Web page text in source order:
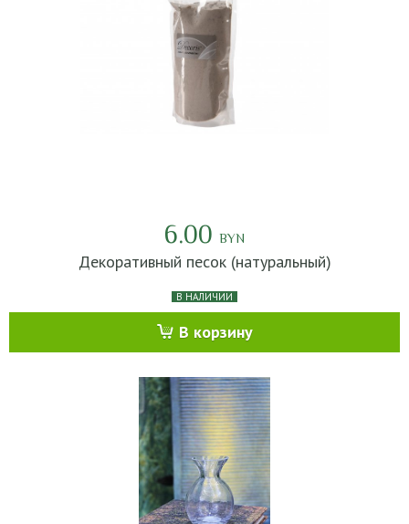
6.00 BYN
Декоративный песок (натуральный)
В НАЛИЧИИ
В корзину